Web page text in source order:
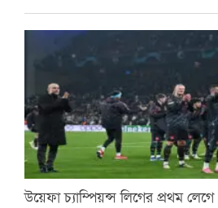
উয়েফা চ্যাম্পিয়ন্স লিগের প্রথম